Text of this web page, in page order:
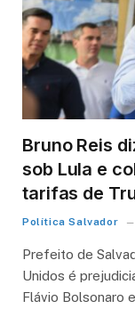
Bruno Reis
sob Lula e
tarifas de
Política Salvador
Prefeito de
Unidos é
Flávio Bolsonaro